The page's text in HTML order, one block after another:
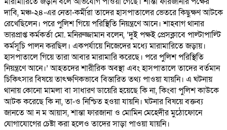
দাবি, মঞ্চ-২৪-এর নেতা-কর্মীরা তাদের হাসপাতালের ভেতরে কিছুক্ষণ আটকে
রেখেছিলেন। পরে পুলিশ গিয়ে পরিস্থিতি নিয়ন্ত্রণে আনে। শাহবাগ থানার
ভারপ্রাপ্ত কর্মকর্তা মো. মনিরুজ্জামান বলেন, ‘দুই পক্ষই প্রেসক্লাবে পাল্টাপাল্টি
কর্মসূচি পালন করছিল। একপর্যায়ে নিজেদের মধ্যে মারামারিতে জড়ায়।
হাসপাতালে গিয়ে তারা আবার মারামারি করেছে। পরে পুলিশ পরিস্থিতি
নিয়ন্ত্রণে আনে।’ আহতদের শারীরিক অবস্থা এবং হাসপাতালে তাদের বর্তমান
চিকিৎসার বিষয়ে তাৎক্ষণিকভাবে বিস্তারিত তথ্য পাওয়া যায়নি। এ ঘটনায়
থানায় কোনো মামলা বা সাধারণ ডায়েরি হয়েছে কি না, কিংবা পুলিশ কাউকে
আটক করেছে কি না, তা-ও নিশ্চিত হওয়া যায়নি। ঘটনার বিষয়ে বক্তব্য
জানতে আ ন ম আয়াস, শান্তা ফারজানা ও মোমিন মেহেদীর মুঠোফোনে
যোগাযোগের চেষ্টা করা হলেও তাদের সাড়া পাওয়া যায়নি।